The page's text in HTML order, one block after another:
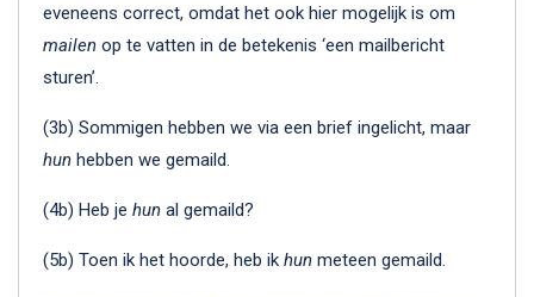
eveneens correct, omdat het ook hier mogelijk is om
mailen op te vatten in de betekenis ‘een mailbericht
sturen’.
(3b) Sommigen hebben we via een brief ingelicht, maar
hun hebben we gemaild.
(4b) Heb je hun al gemaild?
(5b) Toen ik het hoorde, heb ik hun meteen gemaild.